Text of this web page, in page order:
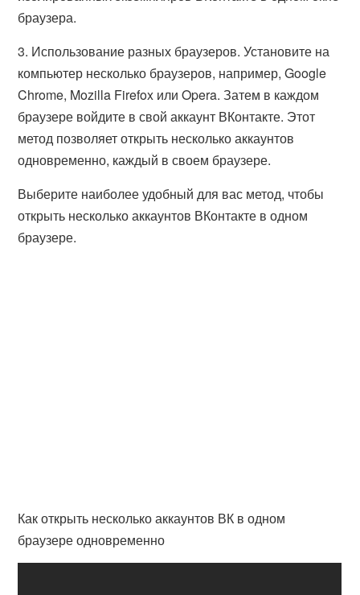
браузера.
3. Использование разных браузеров. Установите на
компьютер несколько браузеров, например, Google
Chrome, Mozilla Firefox или Opera. Затем в каждом
браузере войдите в свой аккаунт ВКонтакте. Этот
метод позволяет открыть несколько аккаунтов
одновременно, каждый в своем браузере.
Выберите наиболее удобный для вас метод, чтобы
открыть несколько аккаунтов ВКонтакте в одном
браузере.
Как открыть несколько аккаунтов ВК в одном
браузере одновременно